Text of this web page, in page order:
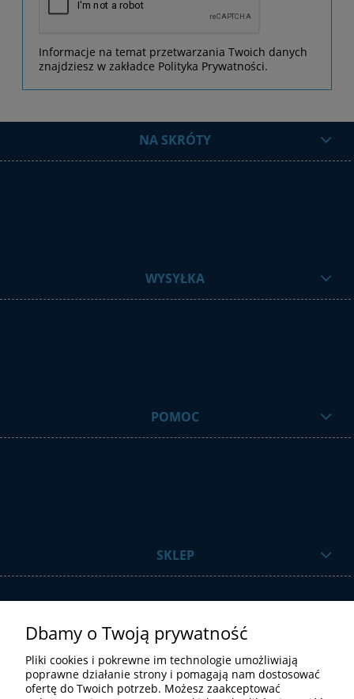
Informacje na temat przetwarzania Twoich danych
znajdziesz w zakładce Polityka Prywatności.
NA SKRÓTY
WYSYŁKA
POMOC
SKLEP
STREFA UŻYTKOWNIKA
Dbamy o Twoją prywatność
Pliki cookies i pokrewne im technologie umożliwiają
poprawne działanie strony i pomagają nam dostosować
ofertę do Twoich potrzeb. Możesz zaakceptować